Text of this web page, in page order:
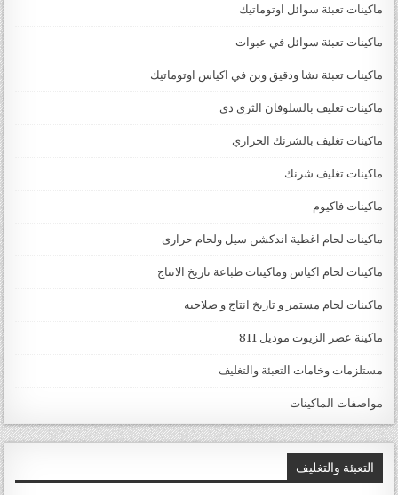
ماكينات تعبئة سوائل اوتوماتيك
ماكينات تعبئة سوائل في عبوات
ماكينات تعبئة نشا ودقيق وبن في اكياس اوتوماتيك
ماكينات تغليف بالسلوفان الثري دي
ماكينات تغليف بالشرنك الحراري
ماكينات تغليف شرنك
ماكينات فاكيوم
ماكينات لحام اغطية اندكشن سيل ولحام حرارى
ماكينات لحام اكياس وماكينات طباعة تاريخ الانتاج
ماكينات لحام مستمر و تاريخ انتاج و صلاحيه
ماكينة عصر الزيوت موديل 811
مستلزمات وخامات التعبئة والتغليف
مواصفات الماكينات
التعبئة والتغليف